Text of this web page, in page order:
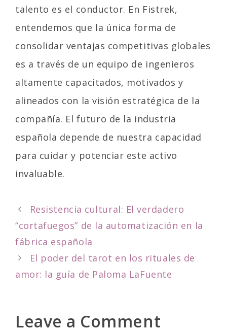
talento es el conductor. En Fistrek,
entendemos que la única forma de
consolidar ventajas competitivas globales
es a través de un equipo de ingenieros
altamente capacitados, motivados y
alineados con la visión estratégica de la
compañía. El futuro de la industria
española depende de nuestra capacidad
para cuidar y potenciar este activo
invaluable.
P
o
s
t
n
a
g
Resistencia cultural: El verdadero
“cortafuegos” de la automatización en la
fábrica española
El poder del tarot en los rituales de
amor: la guía de Paloma LaFuente
Leave a Comment